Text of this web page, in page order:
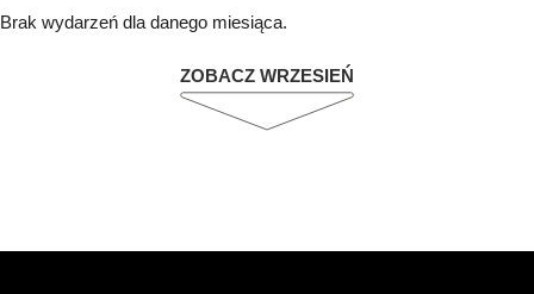
Brak wydarzeń dla danego miesiąca.
ZOBACZ WRZESIEŃ